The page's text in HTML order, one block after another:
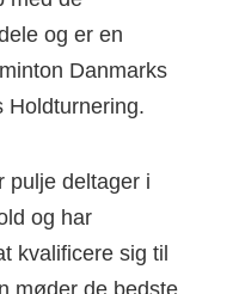
og er en
Danmarks
Holdturnering.
pulje deltager i
og har
kvalificere sig til
møder de bedste